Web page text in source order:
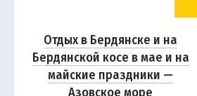
Отдых в Бердянске и на
Бердянской косе в мае и на
майские праздники —
Азовское море